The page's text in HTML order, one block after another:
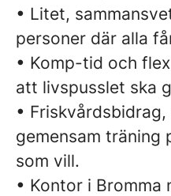
• Litet,
personer där alla
• Komp-tid och
att livspusslet ska
•
gemensam träning
som vill.
• Kontor i Bromma